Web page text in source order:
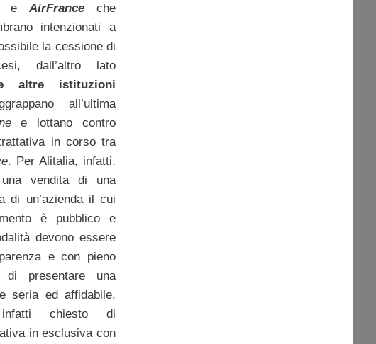
AirFranceche
intenzionati a
la cessione di
dall’altro lato
altre istituzioni
all’ultima
e lottano contro
in corso tra
. Per Alitalia, infatti,
vendita di una
di un’azienda il cui
è pubblico e
devono essere
e con pieno
presentare una
seria ed affidabile.
chiesto di
in esclusiva con